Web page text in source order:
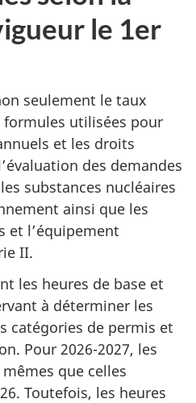
le 1er
seulement le taux
formules utilisées pour
et les droits
des demandes
substances nucléaires
ainsi que les
et l’équipement
II.
les heures de base et
à déterminer les
catégories de permis et
Pour 2026-2027, les
que celles
Toutefois, les heures